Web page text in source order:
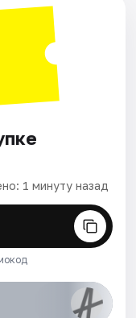
1 минуту назад